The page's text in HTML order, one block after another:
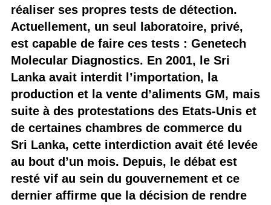
réaliser ses propres tests de détection.
Actuellement, un seul laboratoire, privé,
est capable de faire ces tests : Genetech
Molecular Diagnostics. En 2001, le Sri
Lanka avait interdit l’importation, la
production et la vente d’aliments GM, mais
suite à des protestations des Etats-Unis et
de certaines chambres de commerce du
Sri Lanka, cette interdiction avait été levée
au bout d’un mois. Depuis, le débat est
resté vif au sein du gouvernement et ce
dernier affirme que la décision de rendre